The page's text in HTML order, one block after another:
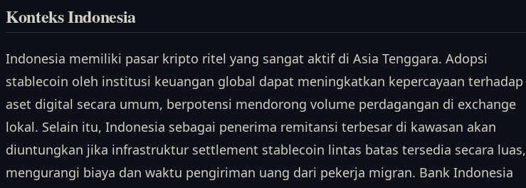
Konteks Indonesia
Indonesia memiliki pasar kripto ritel yang sangat aktif di Asia Tenggara. Adopsi
stablecoin oleh institusi keuangan global dapat meningkatkan kepercayaan terhadap
aset digital secara umum, berpotensi mendorong volume perdagangan di exchange
lokal. Selain itu, Indonesia sebagai penerima remitansi terbesar di kawasan akan
diuntungkan jika infrastruktur settlement stablecoin lintas batas tersedia secara luas,
mengurangi biaya dan waktu pengiriman uang dari pekerja migran. Bank Indonesia